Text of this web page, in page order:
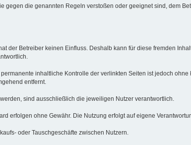
die genannten Regeln verstoßen oder geeignet sind, dem
der Betreiber keinen Einfluss. Deshalb kann für diese fremden
inhaltliche Kontrolle der verlinkten Seiten ist jedoch
entfernt.
sind ausschließlich die jeweiligen Nutzer verantwortlich.
erfolgen ohne Gewähr. Die Nutzung erfolgt auf eigene
oder Tauschgeschäfte zwischen Nutzern.